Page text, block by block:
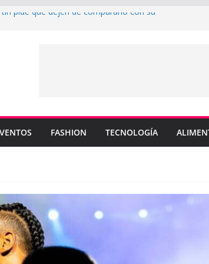
pide que dejen de compararlo con su
de la NBA
nuevo sencillo “MI BB” junto a Omar
canciones clave de su catálogo en
FASHION TECNOLOGÍA